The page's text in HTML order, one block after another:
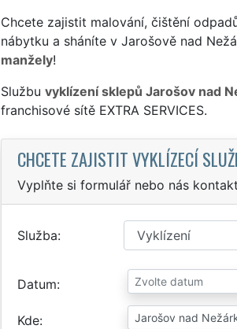
Chcete zajistit malování, čištění
nábytku a sháníte v Jarošově nad
manžely!
Službu vyklízení sklepů Jarošov nad
franchisové sítě EXTRA SERVICES.
CHCETE ZAJISTIT VYKLÍZECÍ
Vyplňte si formulář nebo nás
Služba
Datum
Kde